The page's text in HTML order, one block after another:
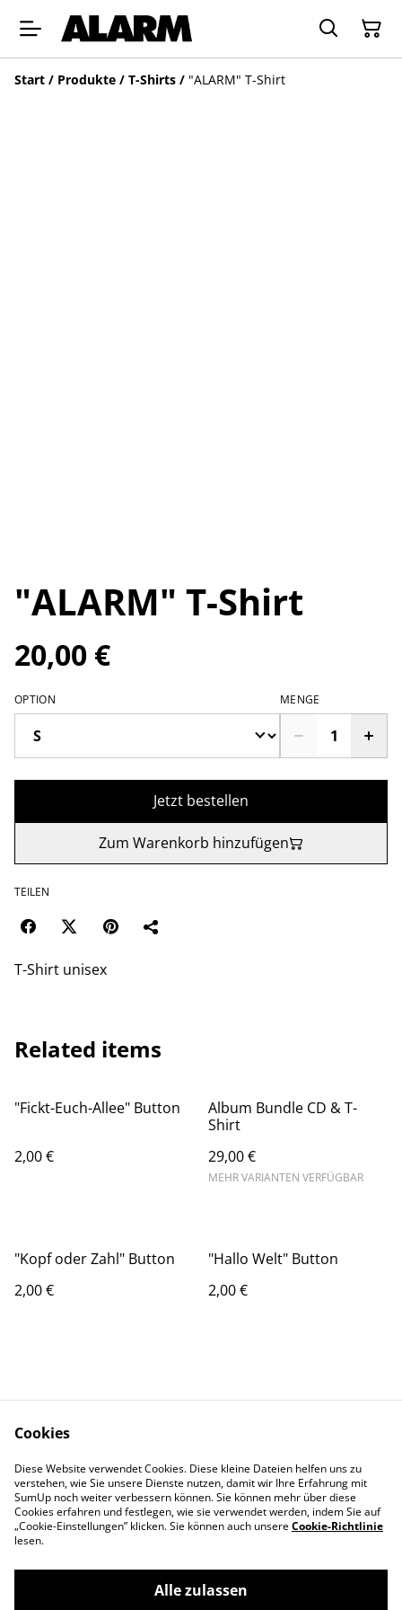
Start / Produkte / T-Shirts / "ALARM" T-Shirt
"ALARM" T-Shirt
20,00 €
OPTION MENGE
Jetzt bestellen
Zum Warenkorb hinzufügen
TEILEN
T-Shirt unisex
Related items
"Fickt-Euch-Allee" Button
2,00 €
Album Bundle CD & T-
Shirt
29,00 €
MEHR VARIANTEN VERFÜGBAR
"Kopf oder Zahl" Button
2,00 €
"Hallo Welt" Button
2,00 €
Datenschutz
Cookie Einstellungen
Impressum
Cookies
Diese Website verwendet Cookies. Diese kleine Dateien helfen uns zu
verstehen, wie Sie unsere Dienste nutzen, damit wir Ihre Erfahrung mit
SumUp noch weiter verbessern können. Sie können mehr über diese
Cookies erfahren und festlegen, wie sie verwendet werden, indem Sie auf
„Cookie-Einstellungen” klicken. Sie können auch unsereCookie-Richtlinie
lesen.
Alle zulassen